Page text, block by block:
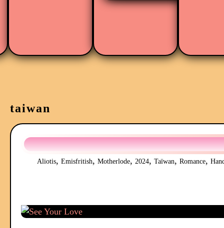
taiwan
Aliotis, Emisfritish, Motherlode, 2024, Taïwan, Romance,